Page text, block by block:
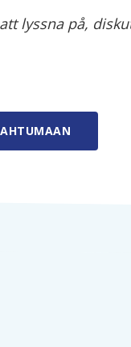
lyssna på,